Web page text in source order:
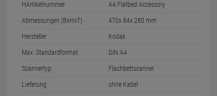
HArtikelnummer A4 Flatbed Accessory
Abmessungen (BxHxT) 470x 84x 280 mm
Hersteller Kodak
Max. Standardformat DIN A4
Scannertyp Flachbettscanner
Lieferung ohne Kabel